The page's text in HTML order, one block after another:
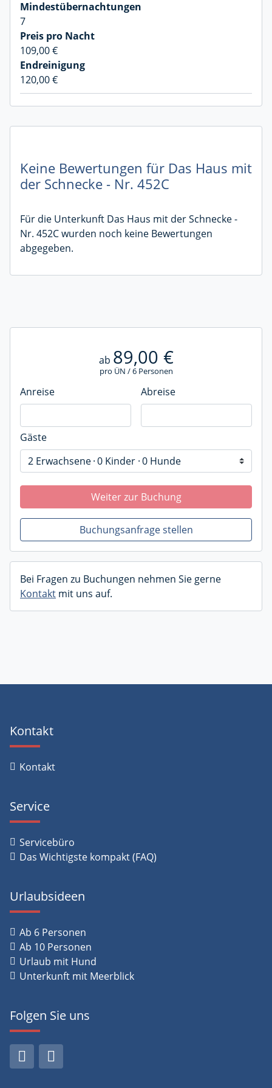
7
109,00 €
120,00 €
Keine Bewertungen für Das Haus mit
der Schnecke - Nr. 452C
Für die Unterkunft Das Haus mit der Schnecke -
Nr. 452C wurden noch keine Bewertungen
abgegeben.
ab 89,00 €
pro ÜN / 6 Personen
Anreise Abreise
Gäste
2 Erwachsene 0 Kinder 0 Hunde
Weiter zur Buchung
Buchungsanfrage stellen
Bei Fragen zu Buchungen nehmen Sie gerne
Kontakt mit uns auf.
Kontakt
Kontakt
Service
Servicebüro
Das Wichtigste kompakt (FAQ)
Urlaubsideen
Ab 6 Personen
Ab 10 Personen
Urlaub mit Hund
Unterkunft mit Meerblick
Folgen Sie uns